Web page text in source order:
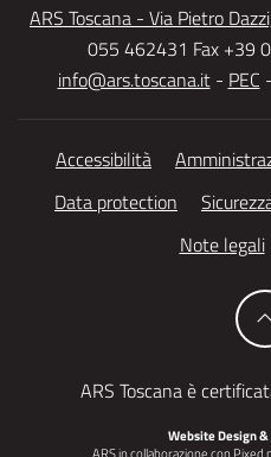
ARS Toscana - Via Pietro
055 462431 Fax +39
info@ars.toscana.it- PEC
Accessibilità
Data protection
Note legali
ARS Toscana è
Website Design